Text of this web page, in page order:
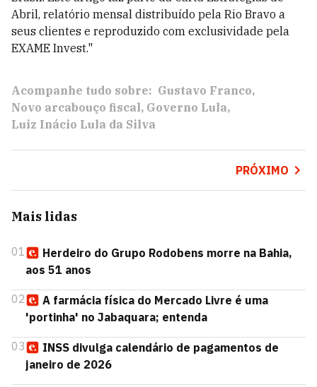
Abril, relatório mensal distribuído pela Rio Bravo a
seus clientes e reproduzido com exclusividade pela
EXAME Invest."
Acompanhe tudo sobre: Gustavo Franco
Novo arcabouço fiscal Governo Lula
Luiz Inácio Lula da Silva
PRÓXIMO
Mais lidas
01
Herdeiro do Grupo Rodobens morre na Bahia,
aos 51 anos
02
A farmácia física do Mercado Livre é uma
'portinha' no Jabaquara; entenda
03
INSS divulga calendário de pagamentos de
janeiro de 2026